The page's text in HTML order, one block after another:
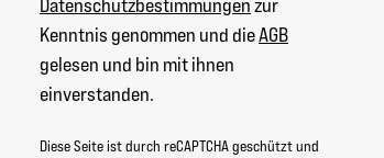
Kenntnis genommen und dieAGB
gelesen und bin mit ihnen
einverstanden.
Diese Seite ist durch reCAPTCHA geschützt und